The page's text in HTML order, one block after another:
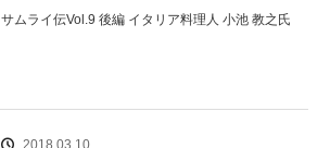
サムライ伝Vol.9 後編 イタリア料理人 小池 教之氏
2018.03.10